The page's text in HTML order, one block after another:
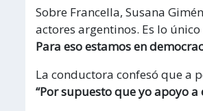
Sobre Francella, Susana
actores argentinos. Es lo
Para eso estamos en
La conductora confesó que a
“Por supuesto que yo apoyo